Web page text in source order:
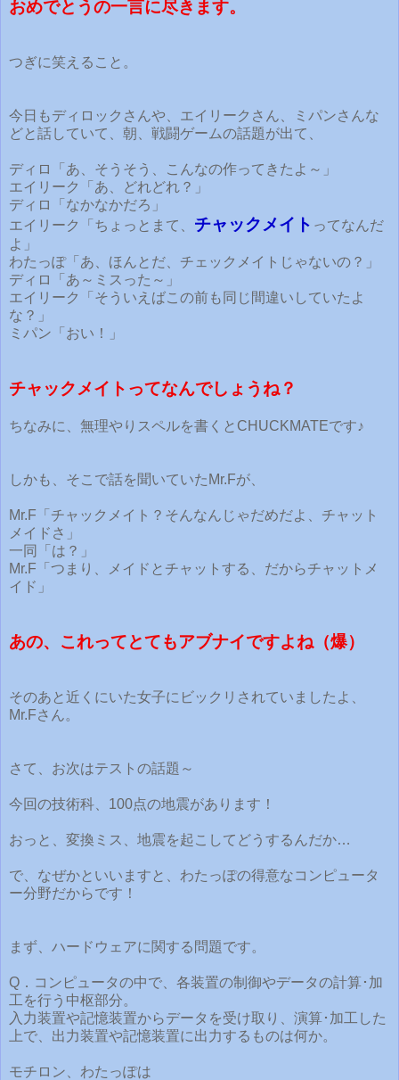
おめでとうの一言に尽きます。
つぎに笑えること。
今日もディロックさんや、エイリークさん、ミパンさんな
どと話していて、朝、戦闘ゲームの話題が出て、
ディロ「あ、そうそう、こんなの作ってきたよ～」
エイリーク「あ、どれどれ？」
ディロ「なかなかだろ」
エイリーク「ちょっとまて、 チャックメイト ってなんだ
よ」
わたっぽ「あ、ほんとだ、チェックメイトじゃないの？」
ディロ「あ～ミスった～」
エイリーク「そういえばこの前も同じ間違いしていたよ
な？」
ミパン「おい！」
チャックメイトってなんでしょうね？
ちなみに、無理やりスペルを書くとCHUCKMATEです♪
しかも、そこで話を聞いていたMr.Fが、
Mr.F「チャックメイト？そんなんじゃだめだよ、チャット
メイドさ」
一同「は？」
Mr.F「つまり、メイドとチャットする、だからチャットメ
イド」
あの、これってとてもアブナイですよね（爆）
そのあと近くにいた女子にビックリされていましたよ、
Mr.Fさん。
さて、お次はテストの話題～
今回の技術科、100点の地震があります！
おっと、変換ミス、地震を起こしてどうするんだか…
で、なぜかといいますと、わたっぽの得意なコンピュータ
ー分野だからです！
まず、ハードウェアに関する問題です。
Q．コンピュータの中で、各装置の制御やデータの計算･加
工を行う中枢部分。
入力装置や記憶装置からデータを受け取り、演算･加工した
上で、出力装置や記憶装置に出力するものは何か。
モチロン、わたっぽは